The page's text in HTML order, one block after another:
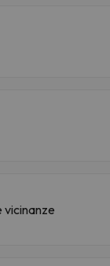
vicinanze